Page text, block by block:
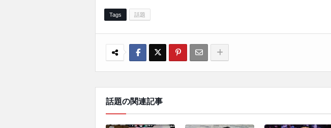
Tags 話題
話題の関連記事